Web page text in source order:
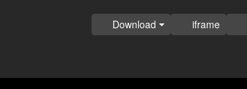
Download iframe